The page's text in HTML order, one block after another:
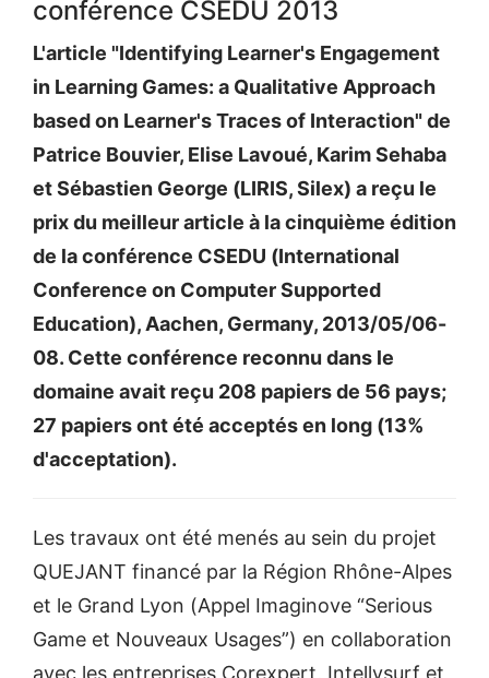
conférence CSEDU 2013
L'article "Identifying Learner's Engagement
in Learning Games: a Qualitative Approach
based on Learner's Traces of Interaction" de
Patrice Bouvier, Elise Lavoué, Karim Sehaba
et Sébastien George (LIRIS, Silex) a reçu le
prix du meilleur article à la cinquième édition
de la conférence CSEDU (International
Conference on Computer Supported
Education), Aachen, Germany, 2013/05/06-
08. Cette conférence reconnu dans le
domaine avait reçu 208 papiers de 56 pays;
27 papiers ont été acceptés en long (13%
d'acceptation).
Les travaux ont été menés au sein du projet
QUEJANT financé par la Région Rhône-Alpes
et le Grand Lyon (Appel Imaginove “Serious
Game et Nouveaux Usages”) en collaboration
avec les entreprises Corexpert, Intellysurf et